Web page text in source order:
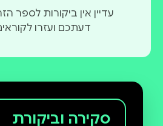
עדיין אין ביקורות לספר
דעתכם ועזרו
סקירה וביקורת